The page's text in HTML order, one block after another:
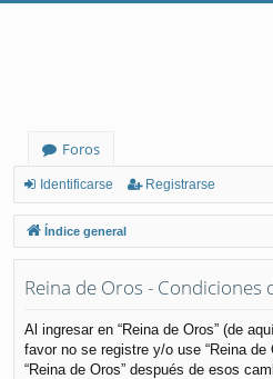
Foros
Identificarse Registrarse
Índice general
Reina de Oros - Condiciones
Al ingresar en “Reina de Oros” (de
favor no se registre y/o use “Reina
“Reina de Oros” después de esos